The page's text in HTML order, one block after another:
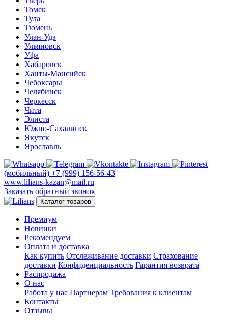
Томск
Тула
Тюмень
Улан-Удэ
Ульяновск
Уфа
Хабаровск
Ханты-Мансийск
Чебоксары
Челябинск
Черкесск
Чита
Элиста
Южно-Сахалинск
Якутск
Ярославль
(мобильный) +7 (999) 156-56-43
www.lilians-kazan@mail.ru
Заказать обратный звонок
Каталог товаров
Премиум
Новинки
Рекомендуем
Оплата и доставка
Как купить Отслеживание доставки Страхование
доставки Конфиденциальность Гарантия возврата
Распродажа
О нас
Работа у нас Партнерам Требования к клиентам
Контакты
Отзывы